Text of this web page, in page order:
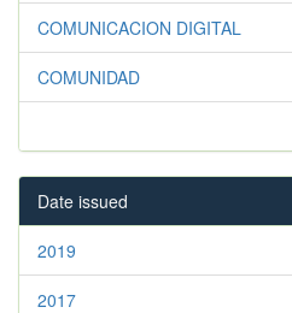
COMUNICACION DIGITAL
COMUNIDAD
Date issued
2019
2017